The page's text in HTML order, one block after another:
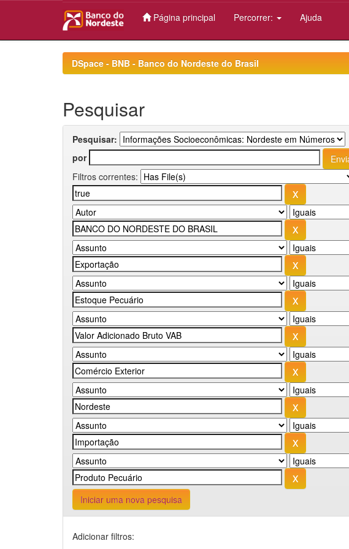
Página principal Percorrer: Ajuda
DSpace - BNB - Banco do Nordeste do Brasil
Pesquisar
Pesquisar:
por
Filtros correntes:
Iniciar uma nova pesquisa
Adicionar filtros: